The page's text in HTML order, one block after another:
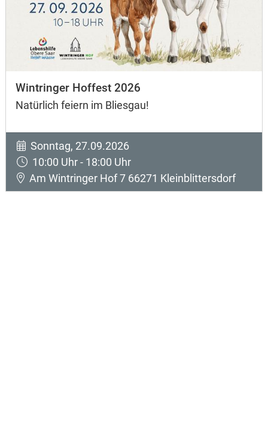
Wintringer Hoffest 2026
Natürlich feiern im Bliesgau!
Sonntag, 27.09.2026
10:00 Uhr - 18:00 Uhr
Am Wintringer Hof 7 66271 Kleinblittersdorf